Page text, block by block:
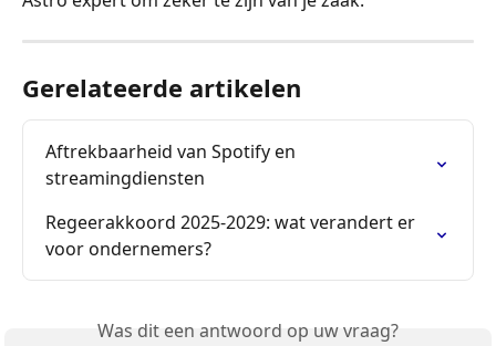
Gerelateerde artikelen
Aftrekbaarheid van Spotify en
streamingdiensten
Regeerakkoord 2025-2029: wat verandert er
voor ondernemers?
Was dit een antwoord op uw vraag?